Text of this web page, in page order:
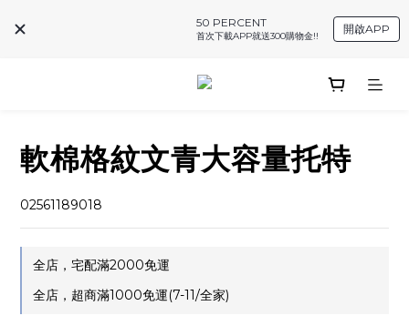
50 PERCENT
首次下載APP就送300購物金!!
開啟APP
軟棉格紋文青大容量托特
02561189018
全店，宅配滿2000免運
全店，超商滿1000免運(7-11/全家)